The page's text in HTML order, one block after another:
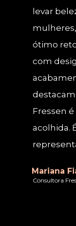
levar
ótimo
com
Fressen
acolhida.
Mariana
Consultora